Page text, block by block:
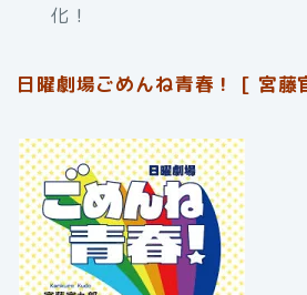
化！
日曜劇場ごめんね青春！ [ 宮藤